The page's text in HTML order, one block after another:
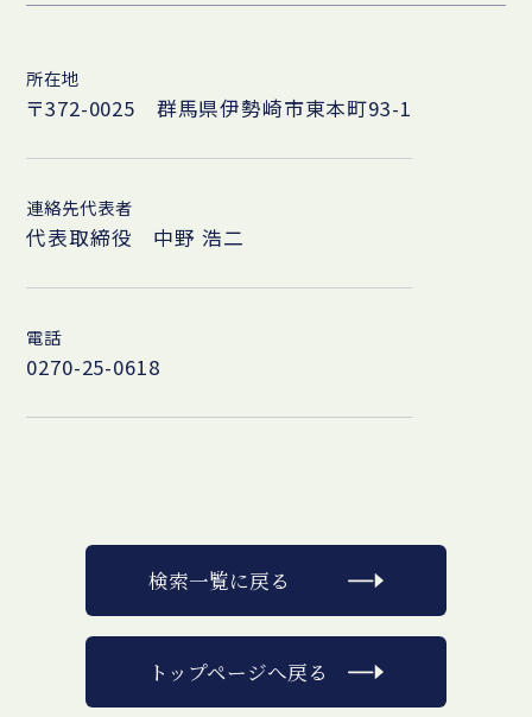
所在地
〒372-0025 群馬県伊勢崎市東本町93-1
連絡先代表者
代表取締役 中野 浩二
電話
0270-25-0618
検索一覧に戻る
トップページへ戻る